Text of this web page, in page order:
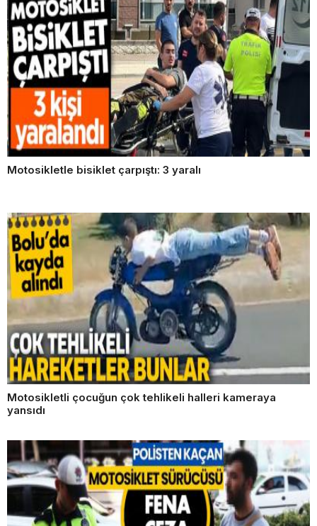
Motosikletle bisiklet çarpıştı: 3 yaralı
Motosikletli çocuğun çok tehlikeli halleri kameraya
yansıdı